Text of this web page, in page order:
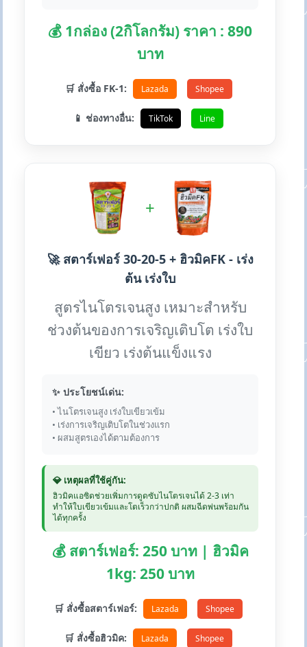
💰 1กล่อง (2กิโลกรัม) ราคา : 890
บาท
🛒 สั่งซื้อ FK-1: Lazada Shopee
📱 ช่องทางอื่น: TikTok Line
+
🚀 สตาร์เฟอร์ 30-20-5 + ฮิวมิคFK - เร่ง
ต้น เร่งใบ
สูตรไนโตรเจนสูง เหมาะสำหรับ
ช่วงต้นของการเจริญเติบโต เร่งใบ
เขียว เร่งต้นแข็งแรง
✨ ประโยชน์เด่น:
• ไนโตรเจนสูง เร่งใบเขียวเข้ม
• เร่งการเจริญเติบโตในช่วงแรก
• ผสมสูตรเองได้ตามต้องการ
💎 เหตุผลที่ใช้คู่กัน:
ฮิวมิคแอซิดช่วยเพิ่มการดูดซับไนโตรเจนได้ 2-3 เท่า
ทำให้ใบเขียวเข้มและโตเร็วกว่าปกติ ผสมฉีดพ่นพร้อมกัน
ได้ทุกครั้ง
💰 สตาร์เฟอร์: 250 บาท | ฮิวมิค
1kg: 250 บาท
🛒 สั่งซื้อสตาร์เฟอร์: Lazada Shopee
🛒 สั่งซื้อฮิวมิค: Lazada Shopee